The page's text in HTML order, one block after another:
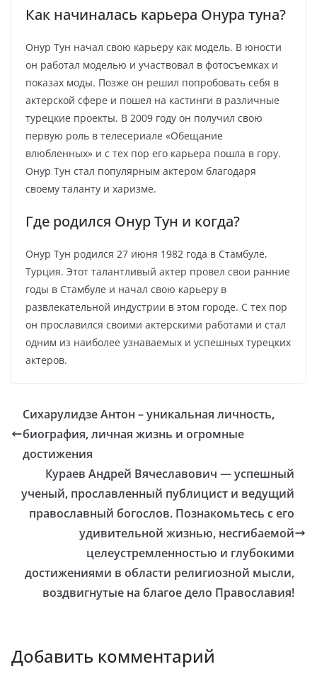
Как начиналась карьера Онура туна?
Онур Тун начал свою карьеру как модель. В юности
он работал моделью и участвовал в фотосъемках и
показах моды. Позже он решил попробовать себя в
актерской сфере и пошел на кастинги в различные
турецкие проекты. В 2009 году он получил свою
первую роль в телесериале «Обещание
влюбленных» и с тех пор его карьера пошла в гору.
Онур Тун стал популярным актером благодаря
своему таланту и харизме.
Где родился Онур Тун и когда?
Онур Тун родился 27 июня 1982 года в Стамбуле,
Турция. Этот талантливый актер провел свои ранние
годы в Стамбуле и начал свою карьеру в
развлекательной индустрии в этом городе. С тех пор
он прославился своими актерскими работами и стал
одним из наиболее узнаваемых и успешных турецких
актеров.
Сихарулидзе Антон – уникальная личность,
биография, личная жизнь и огромные
достижения
Кураев Андрей Вячеславович — успешный
ученый, прославленный публицист и ведущий
православный богослов. Познакомьтесь с его
удивительной жизнью, несгибаемой
целеустремленностью и глубокими
достижениями в области религиозной мысли,
воздвигнутые на благое дело Православия!
Добавить комментарий